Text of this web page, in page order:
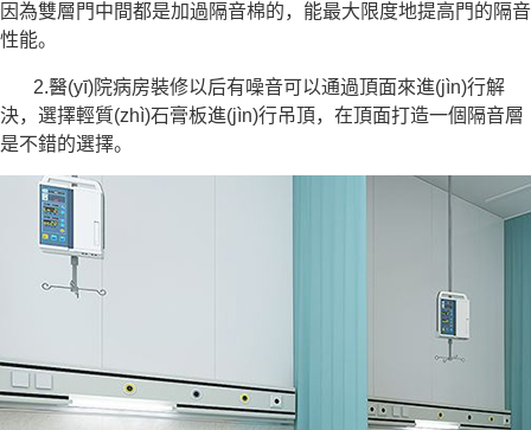
因為雙層門中間都是加過隔音棉的，能最大限度地提高門的隔音
性能。
2.醫(yī)院病房裝修以后有噪音可以通過頂面來進(jìn)行解
決，選擇輕質(zhì)石膏板進(jìn)行吊頂，在頂面打造一個隔音層
是不錯的選擇。